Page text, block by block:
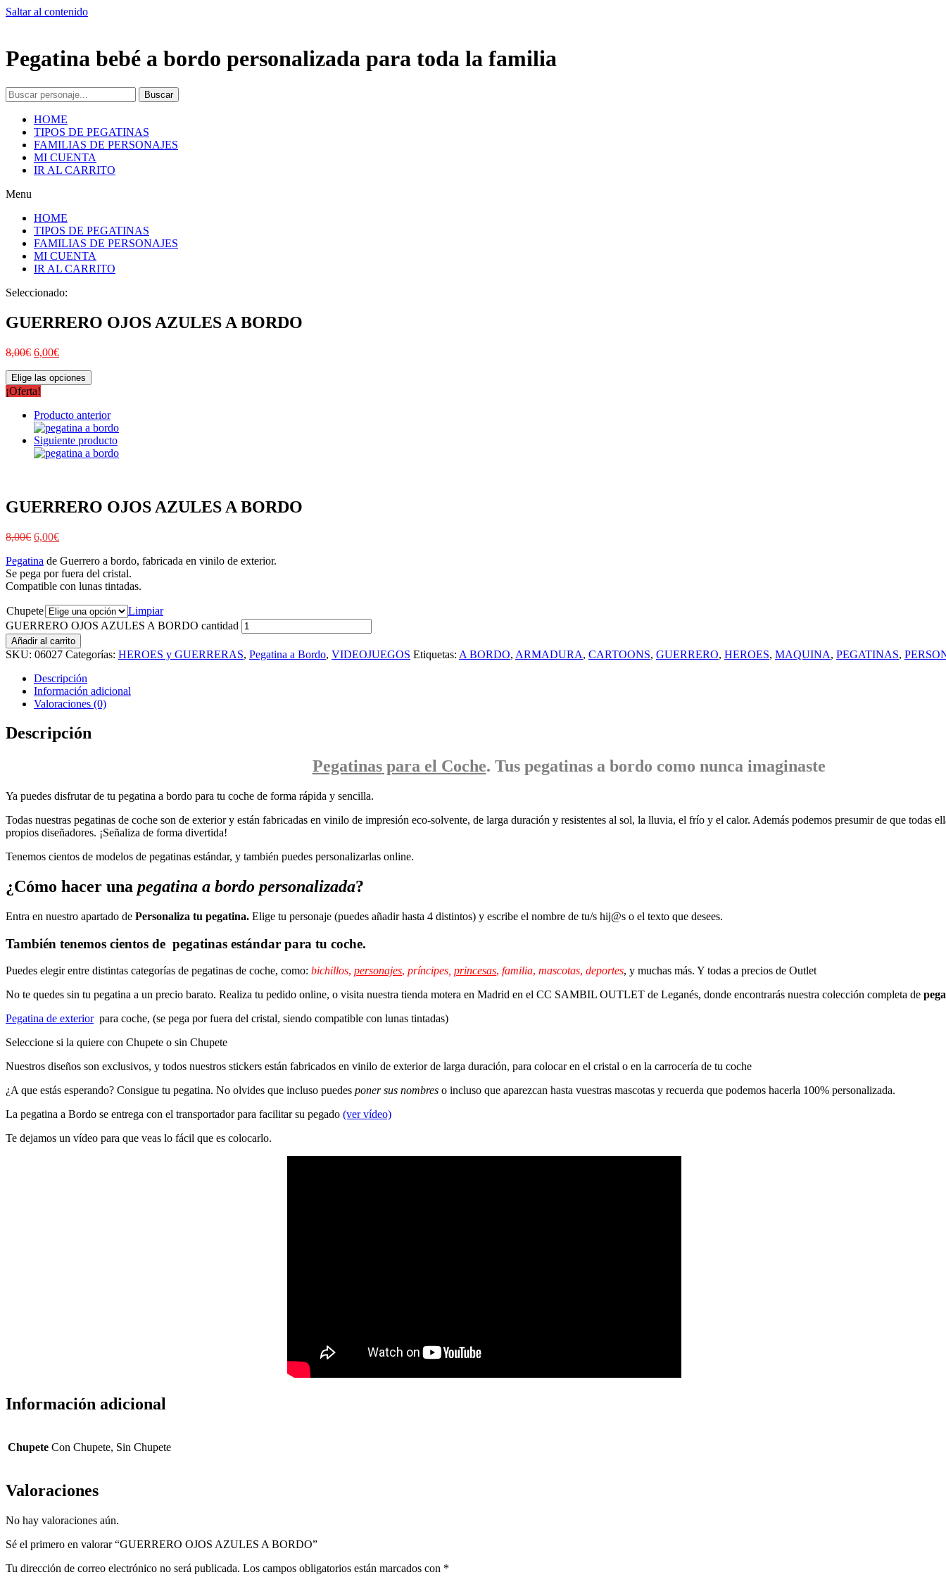
Saltar al contenido
Pegatina bebé a bordo personalizada para toda la familia
Buscar
HOME
TIPOS DE PEGATINAS
FAMILIAS DE PERSONAJES
MI CUENTA
IR AL CARRITO
Menu
HOME
TIPOS DE PEGATINAS
FAMILIAS DE PERSONAJES
MI CUENTA
IR AL CARRITO
Seleccionado:
GUERRERO OJOS AZULES A BORDO
8,00€ 6,00€
Elige las opciones
¡Oferta!
Producto anterior
Siguiente producto
GUERRERO OJOS AZULES A BORDO
8,00€ 6,00€
Pegatina de Guerrero a bordo, fabricada en vinilo de exterior.
Se pega por fuera del cristal.
Compatible con lunas tintadas.
Chupete
Limpiar
GUERRERO OJOS AZULES A BORDO cantidad
Añadir al carrito
SKU: 06027 Categorías: HEROES y GUERRERAS, Pegatina a Bordo, VIDEOJUEGOS Etiquetas: A BORDO, ARMADURA, CARTOONS, GUERRERO, HEROES, MAQUINA, PEGATINAS,
Descripción
Información adicional
Valoraciones (0)
Descripción
Pegatinaspara el Coche. Tus pegatinasa bordo como nunca imaginaste
Ya puedes disfrutar de tu pegatina a bordo para tu coche de forma rápida y sencilla.
Todas nuestras pegatinas de coche son de exterior y están fabricadas en vinilo de impresión eco-solvente, de larga duración y resistentes al sol, la lluvia, el frío y el calor. Además podemos presumir de que todas
propios diseñadores. ¡Señaliza de forma divertida!
Tenemos cientos de modelos de pegatinas estándar, y también puedes personalizarlas online.
¿Cómo hacer una pegatina a bordo personalizada?
Entra en nuestro apartado de Personaliza tu pegatina. Elige tu personaje (puedes añadir hasta 4 distintos) y escribe el nombre de tu/s hij@s o el texto que desees.
También tenemos cientos de pegatinas estándar para tu coche.
Puedes elegir entre distintas categorías de pegatinas de coche, como: bichillos, personajes, príncipes, princesas, familia, mascotas, deportes, y muchas más. Y todas a precios de Outlet
No te quedes sin tu pegatina a un precio barato. Realiza tu pedido online, o visita nuestra tienda motera en Madrid en el CC SAMBIL OUTLET de Leganés, donde encontrarás nuestra colección completa de
Pegatina de exteriorpara coche, (se pega por fuera del cristal, siendo compatible con lunas tintadas)
Seleccione si la quiere con Chupete o sin Chupete
Nuestros diseños son exclusivos, y todos nuestros stickers están fabricados en vinilo de exterior de larga duración, para colocar en el cristal o en la carrocería de tu coche
¿A que estás esperando? Consigue tu pegatina. No olvides que incluso puedes poner sus nombres o incluso que aparezcan hasta vuestras mascotas y recuerda que podemos hacerla 100% personalizada.
La pegatina a Bordo se entrega con el transportador para facilitar su pegado (ver vídeo)
Te dejamos un vídeo para que veas lo fácil que es colocarlo.
Información adicional
Chupete Con Chupete, Sin Chupete
Valoraciones
No hay valoraciones aún.
Sé el primero en valorar “GUERRERO OJOS AZULES A BORDO”
Tu dirección de correo electrónico no será publicada. Los campos obligatorios están marcados con *